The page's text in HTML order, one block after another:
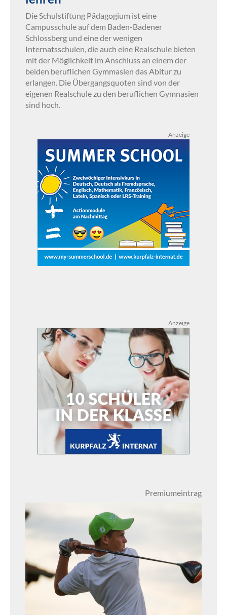
Die Schulstiftung Pädagogium ist eine
Campusschule auf dem Baden-Badener
Schlossberg und eine der wenigen
Internatsschulen, die auch eine Realschule bieten
mit der Möglichkeit im Anschluss an einem der
beiden beruflichen Gymmasien das Abitur zu
erlangen. Die Übergangsquoten sind von der
eigenen Realschule zu den beruflichen Gymnasien
sind hoch.
Anzeige
Anzeige
Premiumeintrag